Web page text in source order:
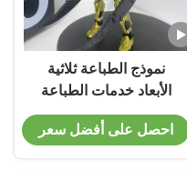
نموذج الطباعة ثلاثية
الأبعاد خدمات الطباعة
ثلاثية الأبعاد المخصصة
النموذج الأولي نموذج
احصل على أفضل سعر